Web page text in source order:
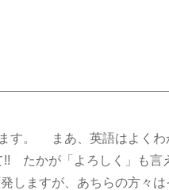
す。 まあ、英語はよくわ
たかが「よろしく」も
しますが、あちらの方々は